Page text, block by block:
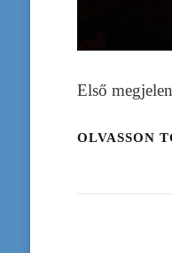
Első
OLVASSON